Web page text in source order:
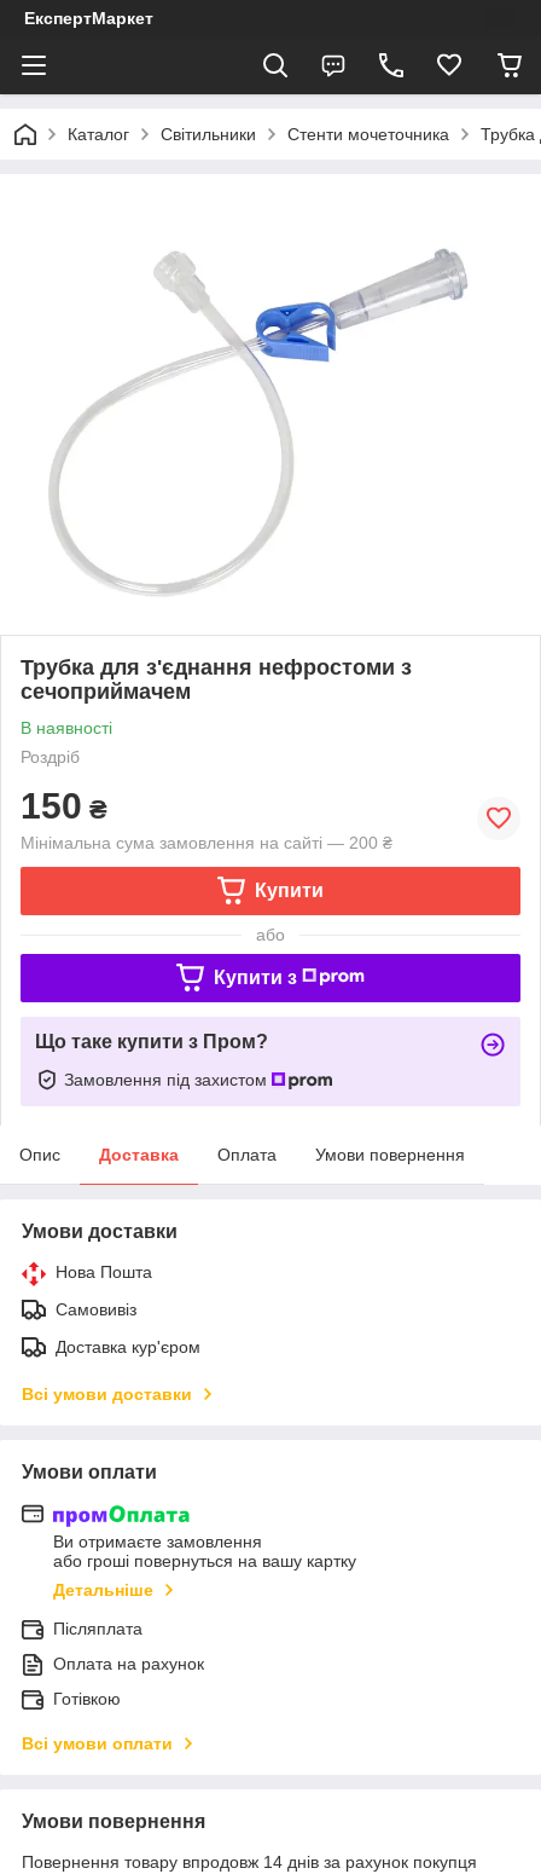
ЕкспертМаркет
Каталог Світильники Стенти мочеточника
Трубка для з'єднання нефростоми з
сечоприймачем
В наявності
Роздріб
150 ₴
Мінімальна сума замовлення на сайті — 200 ₴
Купити
або
Купити з
Що таке купити з Пром?
Замовлення під захистом
Опис Доставка Оплата Умови повернення
Умови доставки
Нова Пошта
Самовивіз
Доставка кур'єром
Всі умови доставки
Умови оплати
Ви отримаєте замовлення
або гроші повернуться на вашу картку
Детальніше
Післяплата
Оплата на рахунок
Готівкою
Всі умови оплати
Умови повернення
Повернення товару впродовж 14 днів за рахунок покупця